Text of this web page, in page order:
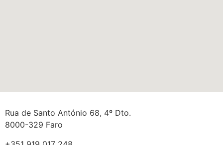
Rua de Santo António 68, 4º Dto.
8000-329 Faro